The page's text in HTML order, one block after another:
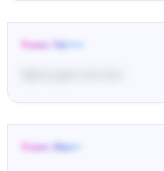
From: Tel•••••
From: Wan••